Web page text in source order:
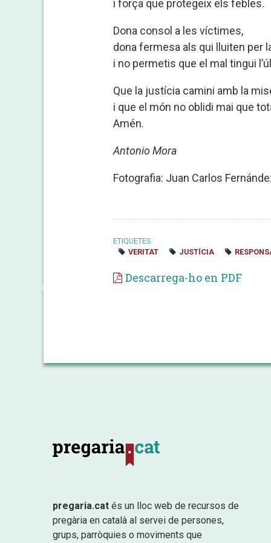
i força que protegeix els febles.
Dona consol a les víctimes,
dona fermesa als qui lluiten per
i no permetis que el mal tingui
Que la justícia camini amb la
i que el món no oblidi mai que
Amén.
Antonio Mora
Fotografia: Juan Carlos
ETIQUETES
VERITAT
JUSTÍCIA
Descarrega-ho en PDF
pregaria.cat és un lloc web de recursos de
pregària en català al servei de persones,
grups, parròquies o moviments que